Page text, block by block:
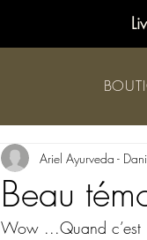
Beau
Ariel Ayurveda -
Wow ...Quand c’est